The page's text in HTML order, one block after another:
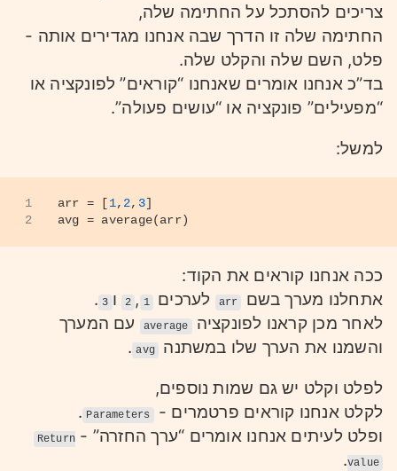
צריכים להסתכל על החתימה שלה,
החתימה שלה זו הדרך שבה אנחנו מגדירים אותה -
פלט, השם שלה והקלט שלה.
בד”כ אנחנו אומרים שאנחנו “קוראים” לפונקציה או
“מפעילים” פונקציה או “עושים פעולה”.
למשל:
1
2
arr = [1, 2, 3]
avg = average(arr)
ככה אנחנו קוראים את הקוד:
אתחלנו מערך בשם
arr לערכים 1
,
2 ו 3
.
לאחר מכן קראנו לפונקציה average
עם המערך
והשמנו את הערך שלו במשתנה
avg
.
לפלט וקלט יש גם שמות נוספים,
לקלט אנחנו קוראים פרטמרים - Parameters
.
ופלט לעיתים אנחנו אומרים “ערך החזרה” - Return
value
.